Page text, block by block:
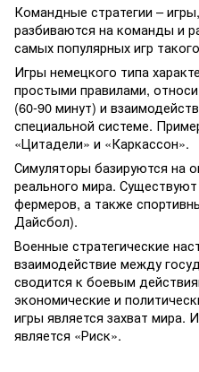
Командные стратегии –
разбиваются на команды и
самых популярных игр
Игры немецкого типа
простыми правилами,
(60-90 минут) и
специальной системе.
«Цитадели» и «Каркассон».
Симуляторы базируются на
реального мира.
фермеров, а также
Дайсбол).
Военные стратегические
взаимодействие между
сводится к боевым
экономические и
игры является захват мира.
является «Риск».